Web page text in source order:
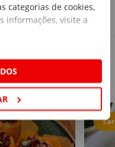
categorias de cookies,
informações, visite a